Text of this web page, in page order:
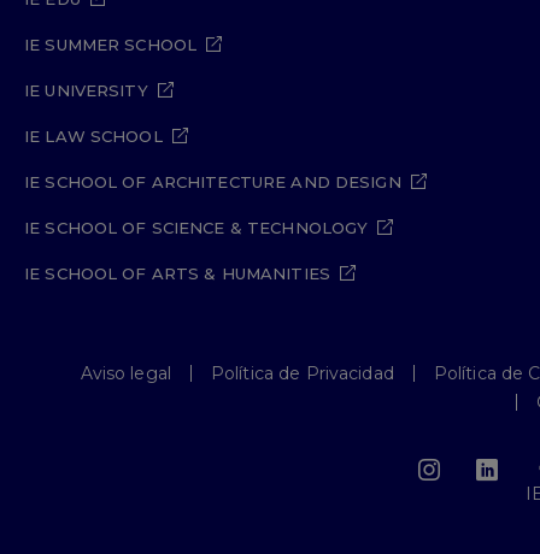
IE SUMMER SCHOOL
IE UNIVERSITY
IE LAW SCHOOL
IE SCHOOL OF ARCHITECTURE AND DESIGN
IE SCHOOL OF SCIENCE & TECHNOLOGY
IE SCHOOL OF ARTS & HUMANITIES
Aviso legal Política de Privacidad
Política de